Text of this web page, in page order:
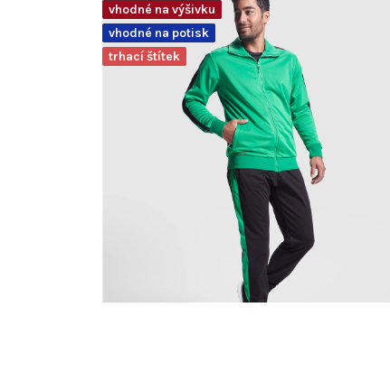
vhodné na výšivku
vhodné na potisk
trhací štítek